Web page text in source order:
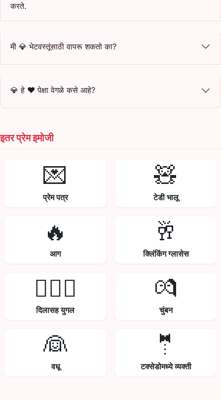
करते.
मी 💎 भेटवस्तूंसाठी वापरू शकतो का?
💎 हे ❤️ पेक्षा वेगळे कसे आहे?
इतर प्रेम इमोजी
💌
प्रेम पत्र
🧸
टेडी भालू
🔥
आग
🥂
क्लिंकिंग ग्लासेस
👩‍❤️‍👨
दिलासह युगल
💏
चुंबन
👰
वधू
🤵
टक्सेडोमध्ये व्यक्ती